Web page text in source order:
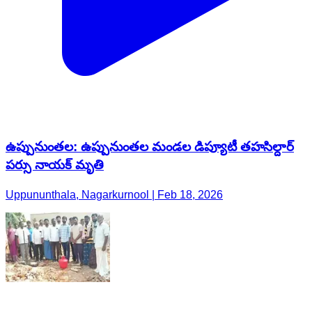
ఉప్పునుంతల: ఉప్పునుంతల మండల డిప్యూటీ తహసిల్దార్
పర్సు నాయక్ మృతి
Uppununthala, Nagarkurnool | Feb 18, 2026